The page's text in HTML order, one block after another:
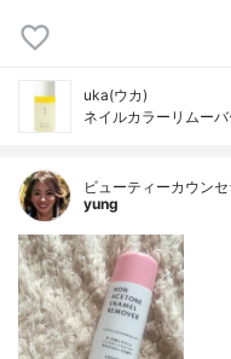
uka(ウカ)
ネイルカラーリムー
ビューティーカウン
yung